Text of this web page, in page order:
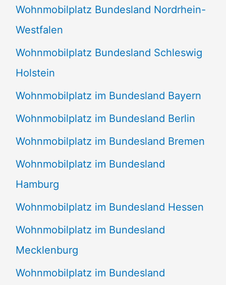
Wohnmobilplatz Bundesland Nordrhein-
Westfalen
Wohnmobilplatz Bundesland Schleswig
Holstein
Wohnmobilplatz im Bundesland Bayern
Wohnmobilplatz im Bundesland Berlin
Wohnmobilplatz im Bundesland Bremen
Wohnmobilplatz im Bundesland
Hamburg
Wohnmobilplatz im Bundesland Hessen
Wohnmobilplatz im Bundesland
Mecklenburg
Wohnmobilplatz im Bundesland